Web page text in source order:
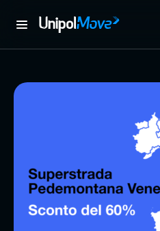
UnipolMove